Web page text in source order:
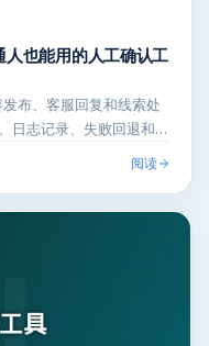
也能用的人工确认工
布、客服回复和线索处
日志记录、失败回退和验
阅读